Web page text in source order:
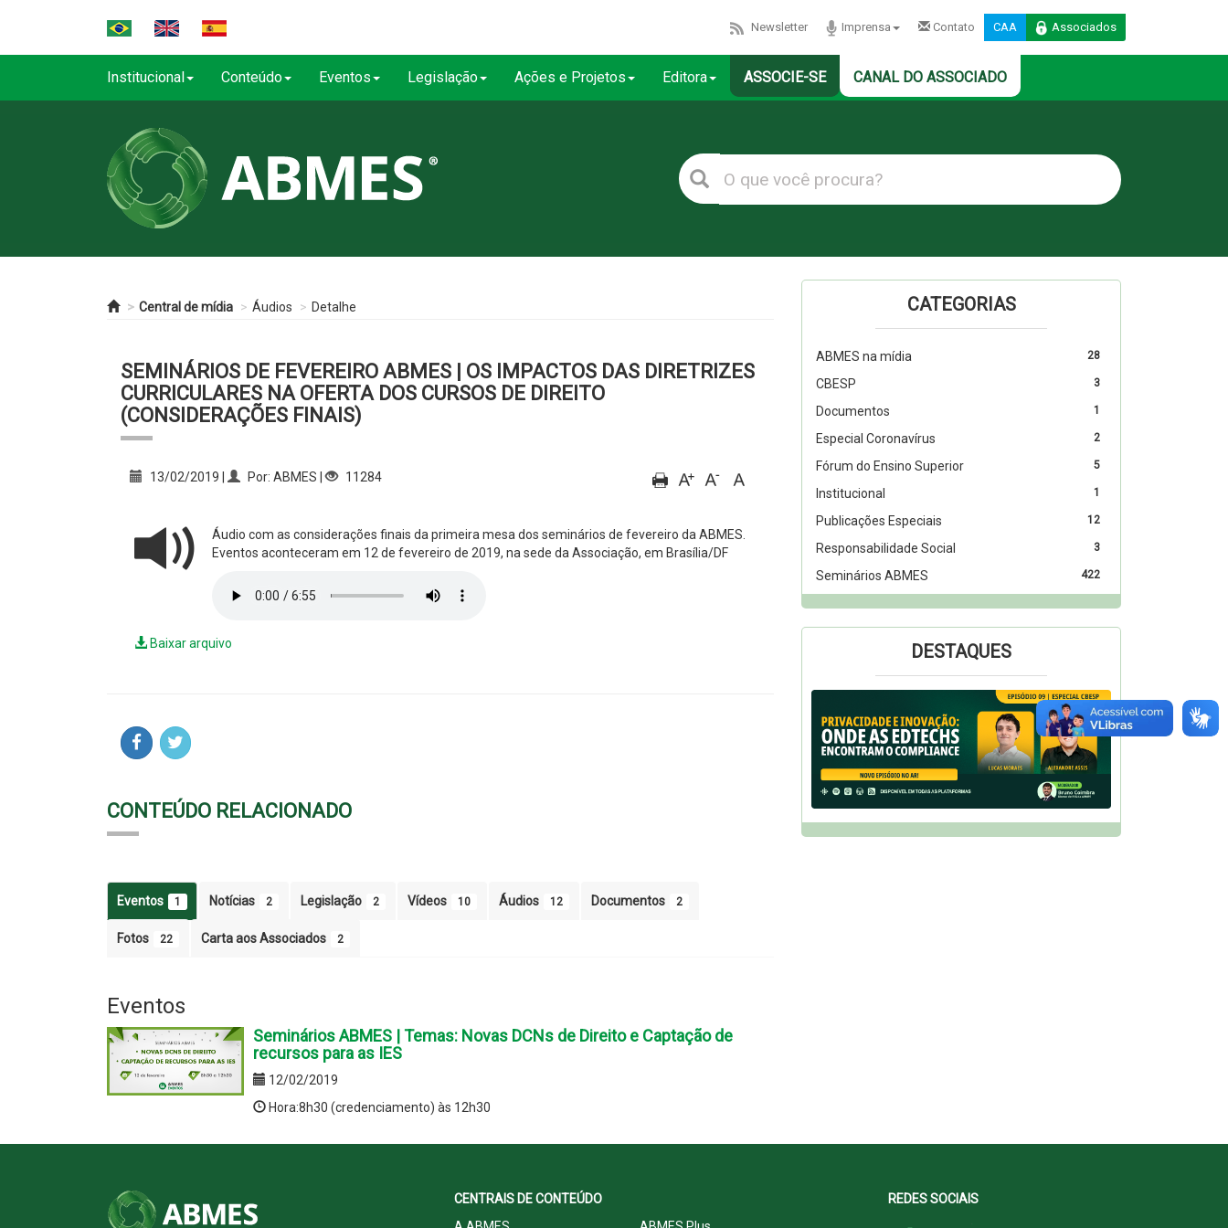
Newsletter Imprensa Contato CAA Associados
Institucional Conteúdo Eventos Legislação Ações e Projetos Editora ASSOCIE-SE CANAL DO ASSOCIADO
Central de mídia Áudios Detalhe
SEMINÁRIOS DE FEVEREIRO ABMES | OS IMPACTOS DAS DIRETRIZES
CURRICULARES NA OFERTA DOS CURSOS DE DIREITO
(CONSIDERAÇÕES FINAIS)
13/02/2019 | Por: ABMES | 11284
Áudio com as considerações finais da primeira mesa dos seminários de fevereiro da ABMES.
Eventos aconteceram em 12 de fevereiro de 2019, na sede da Associação, em Brasília/DF
Baixar arquivo
CONTEÚDO RELACIONADO
Eventos 1 Notícias 2 Legislação 2 Vídeos 10 Áudios 12 Documentos 2
Fotos 22 Carta aos Associados 2
Eventos
Seminários ABMES | Temas: Novas DCNs de Direito e Captação de
recursos para as IES
12/02/2019
Hora:8h30 (credenciamento) às 12h30
CATEGORIAS
28
ABMES na mídia
3
CBESP
1
Documentos
2
Especial Coronavírus
5
Fórum do Ensino Superior
1
Institucional
12
Publicações Especiais
3
Responsabilidade Social
422
Seminários ABMES
DESTAQUES
CENTRAIS DE CONTEÚDO
REDES SOCIAIS